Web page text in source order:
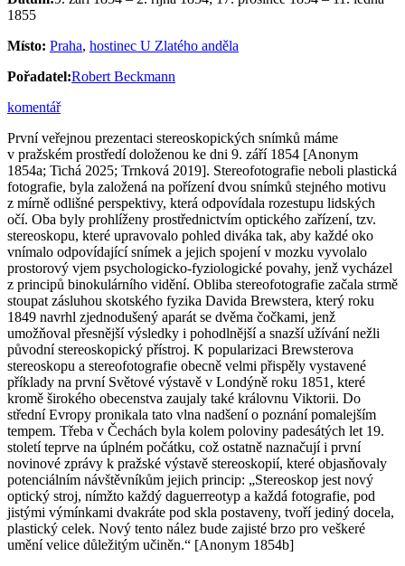
1855
Místo: Praha, hostinec U Zlatého anděla
Pořadatel:Robert Beckmann
komentář
První veřejnou prezentaci stereoskopických snímků máme
v pražském prostředí doloženou ke dni 9. září 1854 [Anonym
1854a; Tichá 2025; Trnková 2019]. Stereofotografie neboli plastická
fotografie, byla založená na pořízení dvou snímků stejného motivu
z mírně odlišné perspektivy, která odpovídala rozestupu lidských
očí. Oba byly prohlíženy prostřednictvím optického zařízení, tzv.
stereoskopu, které upravovalo pohled diváka tak, aby každé oko
vnímalo odpovídající snímek a jejich spojení v mozku vyvolalo
prostorový vjem psychologicko-fyziologické povahy, jenž vycházel
z principů binokulárního vidění. Obliba stereofotografie začala strmě
stoupat zásluhou skotského fyzika Davida Brewstera, který roku
1849 navrhl zjednodušený aparát se dvěma čočkami, jenž
umožňoval přesnější výsledky i pohodlnější a snazší užívání nežli
původní stereoskopický přístroj. K popularizaci Brewsterova
stereoskopu a stereofotografie obecně velmi přispěly vystavené
příklady na první Světové výstavě v Londýně roku 1851, které
kromě širokého obecenstva zaujaly také královnu Viktorii. Do
střední Evropy pronikala tato vlna nadšení o poznání pomalejším
tempem. Třeba v Čechách byla kolem poloviny padesátých let 19.
století teprve na úplném počátku, což ostatně naznačují i první
novinové zprávy k pražské výstavě stereoskopií, které objasňovaly
potenciálním návštěvníkům jejich princip: „Stereoskop jest nový
optický stroj, nímžto každý daguerreotyp a každá fotografie, pod
jistými výmínkami dvakráte pod skla postaveny, tvoří jediný docela,
plastický celek. Nový tento nález bude zajisté brzo pro veškeré
umění velice důležitým učiněn.“ [Anonym 1854b]